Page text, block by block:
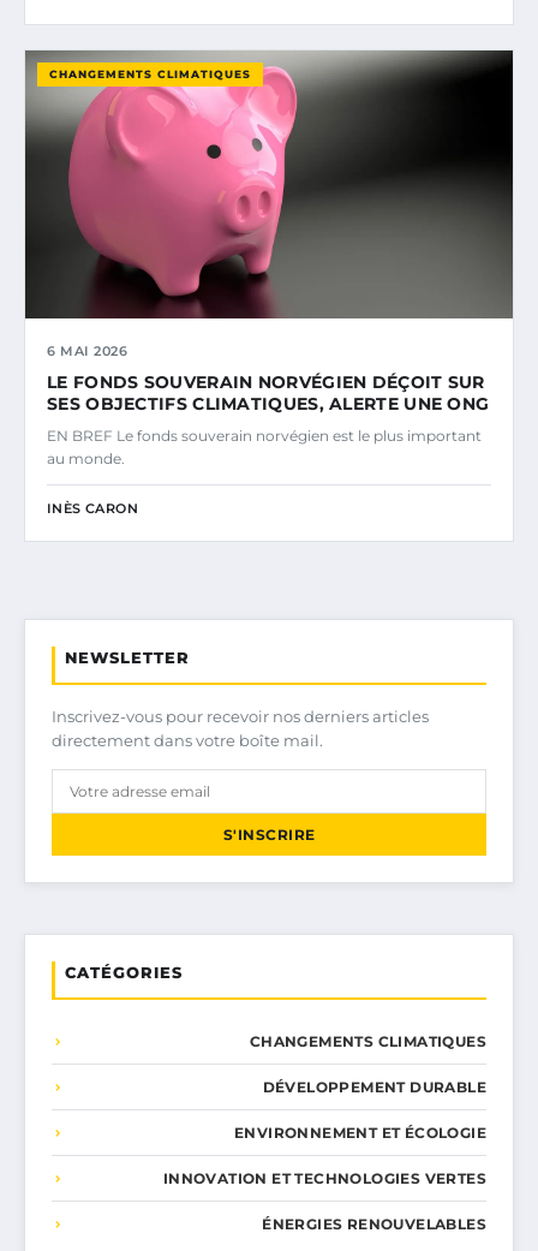
CHANGEMENTS CLIMATIQUES
6 MAI 2026
LE FONDS SOUVERAIN NORVÉGIEN DÉÇOIT SUR
SES OBJECTIFS CLIMATIQUES, ALERTE UNE ONG
EN BREF Le fonds souverain norvégien est le plus important
au monde.
INÈS CARON
NEWSLETTER
Inscrivez-vous pour recevoir nos derniers articles
directement dans votre boîte mail.
S'INSCRIRE
CATÉGORIES
CHANGEMENTS CLIMATIQUES
DÉVELOPPEMENT DURABLE
ENVIRONNEMENT ET ÉCOLOGIE
INNOVATION ET TECHNOLOGIES VERTES
ÉNERGIES RENOUVELABLES